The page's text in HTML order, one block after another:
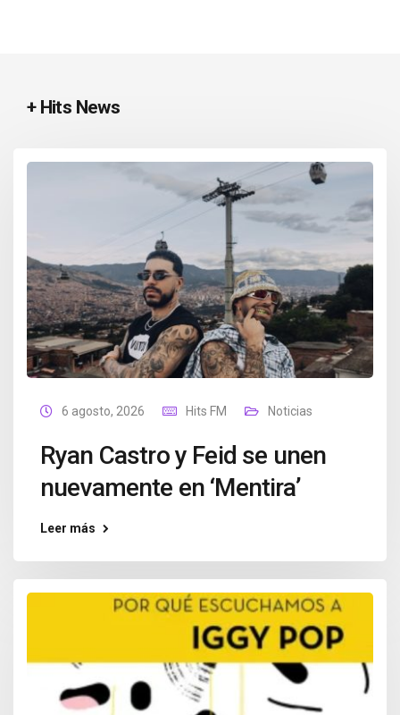
+ Hits News
6 agosto, 2026 Hits FM Noticias
Ryan Castro y Feid se unen
nuevamente en ‘Mentira’
Leer más